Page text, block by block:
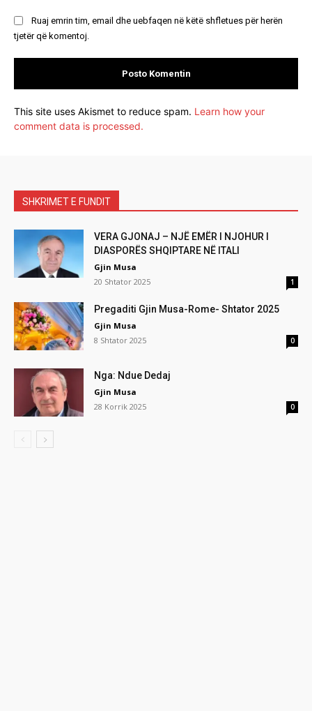
Ruaj emrin tim, email dhe uebfaqen në këtë shfletues për herën
tjetër që komentoj.
This site uses Akismet to reduce spam. Learn how your
comment data is processed.
SHKRIMET E FUNDIT
VERA GJONAJ – NJË EMËR I NJOHUR I
DIASPORËS SHQIPTARE NË ITALI
Gjin Musa
20 Shtator 2025
1
Pregaditi Gjin Musa-Rome- Shtator 2025
Gjin Musa
8 Shtator 2025
0
Nga: Ndue Dedaj
Gjin Musa
28 Korrik 2025
0